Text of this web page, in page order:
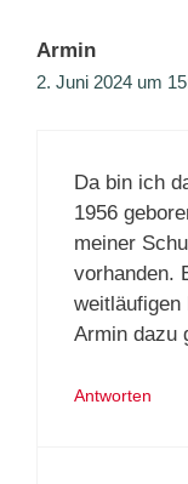
Armin
2. Juni 2024 um
Da bin ich
1956
meiner
vorhanden.
weitläufigen
Armin dazu
Antworten